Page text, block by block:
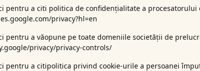
pentru a citi politica de confidențialitate a procesatorului
privacy?hl=en
pentru a văopune pe toate domeniile societății de
privacy/privacy-controls/
pentru a citipolitica privind cookie-urile a persoanei